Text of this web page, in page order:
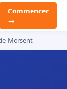
Commencer
→
Morsent